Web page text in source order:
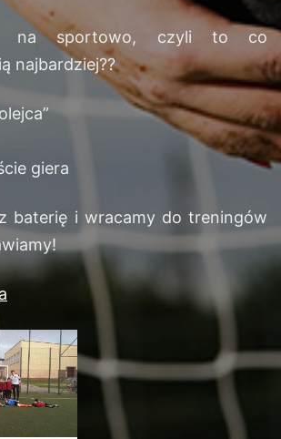
na sportowo, czyli to co
najbardziej??
giera
baterię i wracamy do treningów